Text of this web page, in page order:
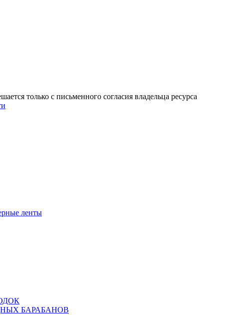
только с письменного согласия владельца ресурса
ленты
БАРАБАНОВ